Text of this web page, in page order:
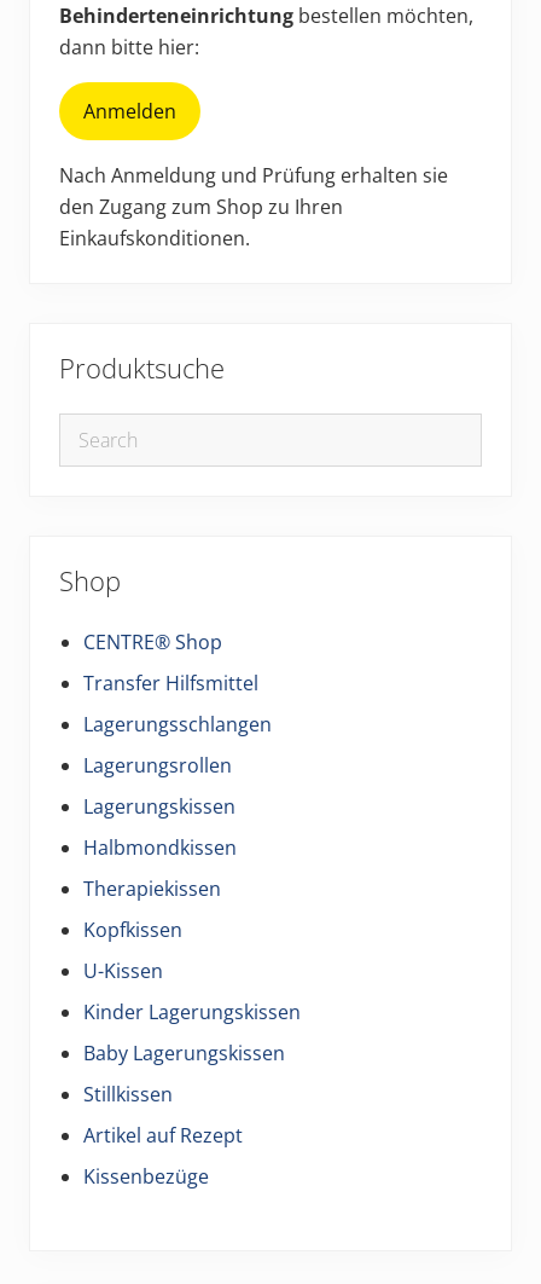
Behinderteneinrichtung bestellen möchten,
dann bitte hier:
Anmelden
Nach Anmeldung und Prüfung erhalten sie
den Zugang zum Shop zu Ihren
Einkaufskonditionen.
Produktsuche
Shop
CENTRE® Shop
Transfer Hilfsmittel
Lagerungsschlangen
Lagerungsrollen
Lagerungskissen
Halbmondkissen
Therapiekissen
Kopfkissen
U-Kissen
Kinder Lagerungskissen
Baby Lagerungskissen
Stillkissen
Artikel auf Rezept
Kissenbezüge